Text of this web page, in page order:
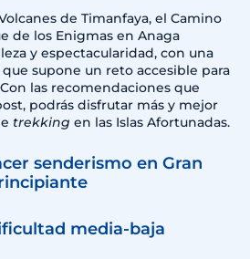
de Timanfaya, el Camino
de los Enigmas en Anaga
y espectacularidad, con una
supone un reto accesible para
las recomendaciones que
podrás disfrutar más y mejor
trekking en las Islas Afortunadas.
senderismo en Gran
media-baja